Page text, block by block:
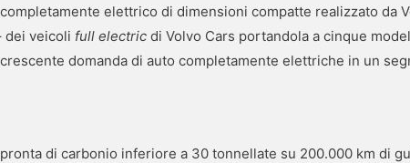
elettrico di dimensioni compatte realizzato da
dei veicoli full electric di Volvo Cars portandola a cinque
domanda di auto completamente elettriche in un
di carbonio inferiore a 30 tonnellate su 200.000 km di